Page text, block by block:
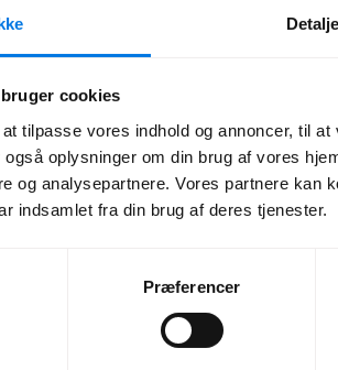
cookies
tilpasse vores indhold og annoncer, til
oplysninger om din brug af vores
og analysepartnere. Vores partnere kan
indsamlet fra din brug af deres tjenester.
Præferencer
er oftest flade og ikke ret høje. De
biler eller lignende.
at udlægge arealer til større
lys. Fælles for solfangere og solceller er
i maj og juni måned, som har flere
udbyttet på en solrig sommerdag.
Årligt modtager jorden cirka 120.000
til sol både geografisk og i forhold til
den optimale placering være mod syd med